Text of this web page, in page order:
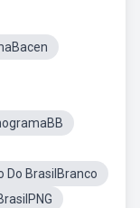
Do BrasilBranco